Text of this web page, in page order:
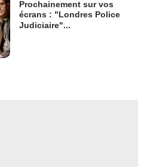
Prochainement sur vos
écrans : "Londres Police
Judiciaire"...